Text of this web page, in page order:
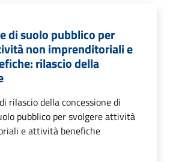
di suolo pubblico per
non imprenditoriali e
rilascio della
rilascio della concessione di
pubblico per svolgere attività
e attività benefiche